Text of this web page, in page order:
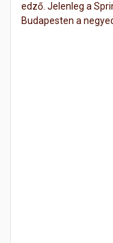
edző. Jelenleg a
Budapesten a